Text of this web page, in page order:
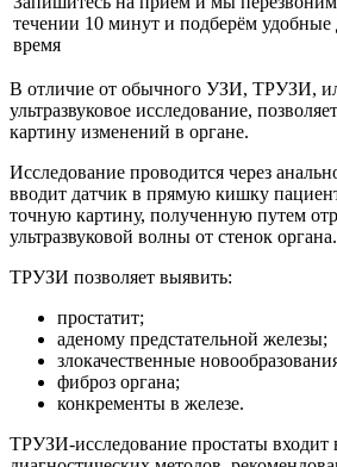
течении 10 минут и подберём удобные
время
В отличие от обычного УЗИ, ТРУЗИ,
ультразвуковое исследование,
картину изменений в органе.
Исследование проводится через
вводит датчик в прямую кишку
точную картину, полученную путем
ультразвуковой волны от стенок органа.
ТРУЗИ позволяет выявить:
простатит;
аденому предстательной железы;
злокачественные
фиброз органа;
конкременты в железе.
ТРУЗИ-исследование простаты входит